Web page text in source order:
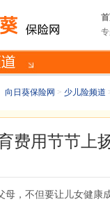
向日葵保险网 > 少儿险频道
费用节节上
母，不但要让儿女健